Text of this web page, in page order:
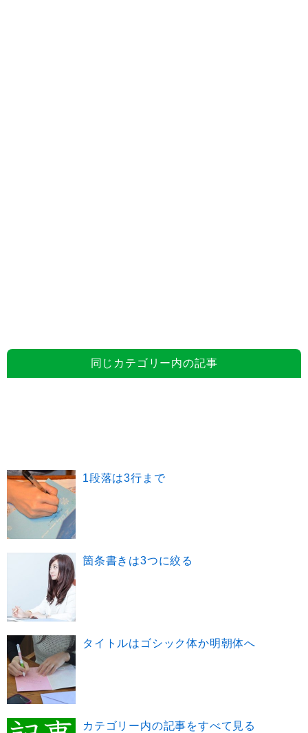
同じカテゴリー内の記事
1段落は3行まで
箇条書きは3つに絞る
タイトルはゴシック体か明朝体へ
カテゴリー内の記事をすべて見る